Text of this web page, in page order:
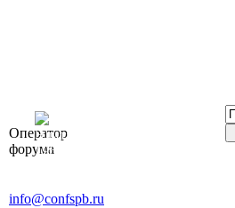
Оператор
форума
Элит»
196191, г. Санкт-Петербург,
info@confspb.ru